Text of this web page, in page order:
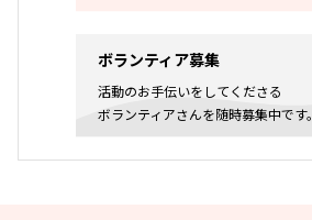
ボランティア募集
活動のお手伝いをしてくださる
ボランティアさんを随時募集中です。